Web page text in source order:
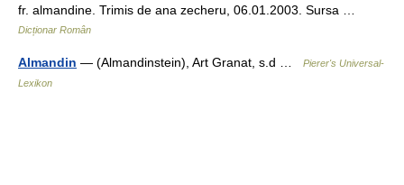
fr. almandine. Trimis de ana zecheru, 06.01.2003. Sursa …
Dicționar Român
Almandin — (Almandinstein), Art Granat, s.d …
Pierer's Universal-
Lexikon